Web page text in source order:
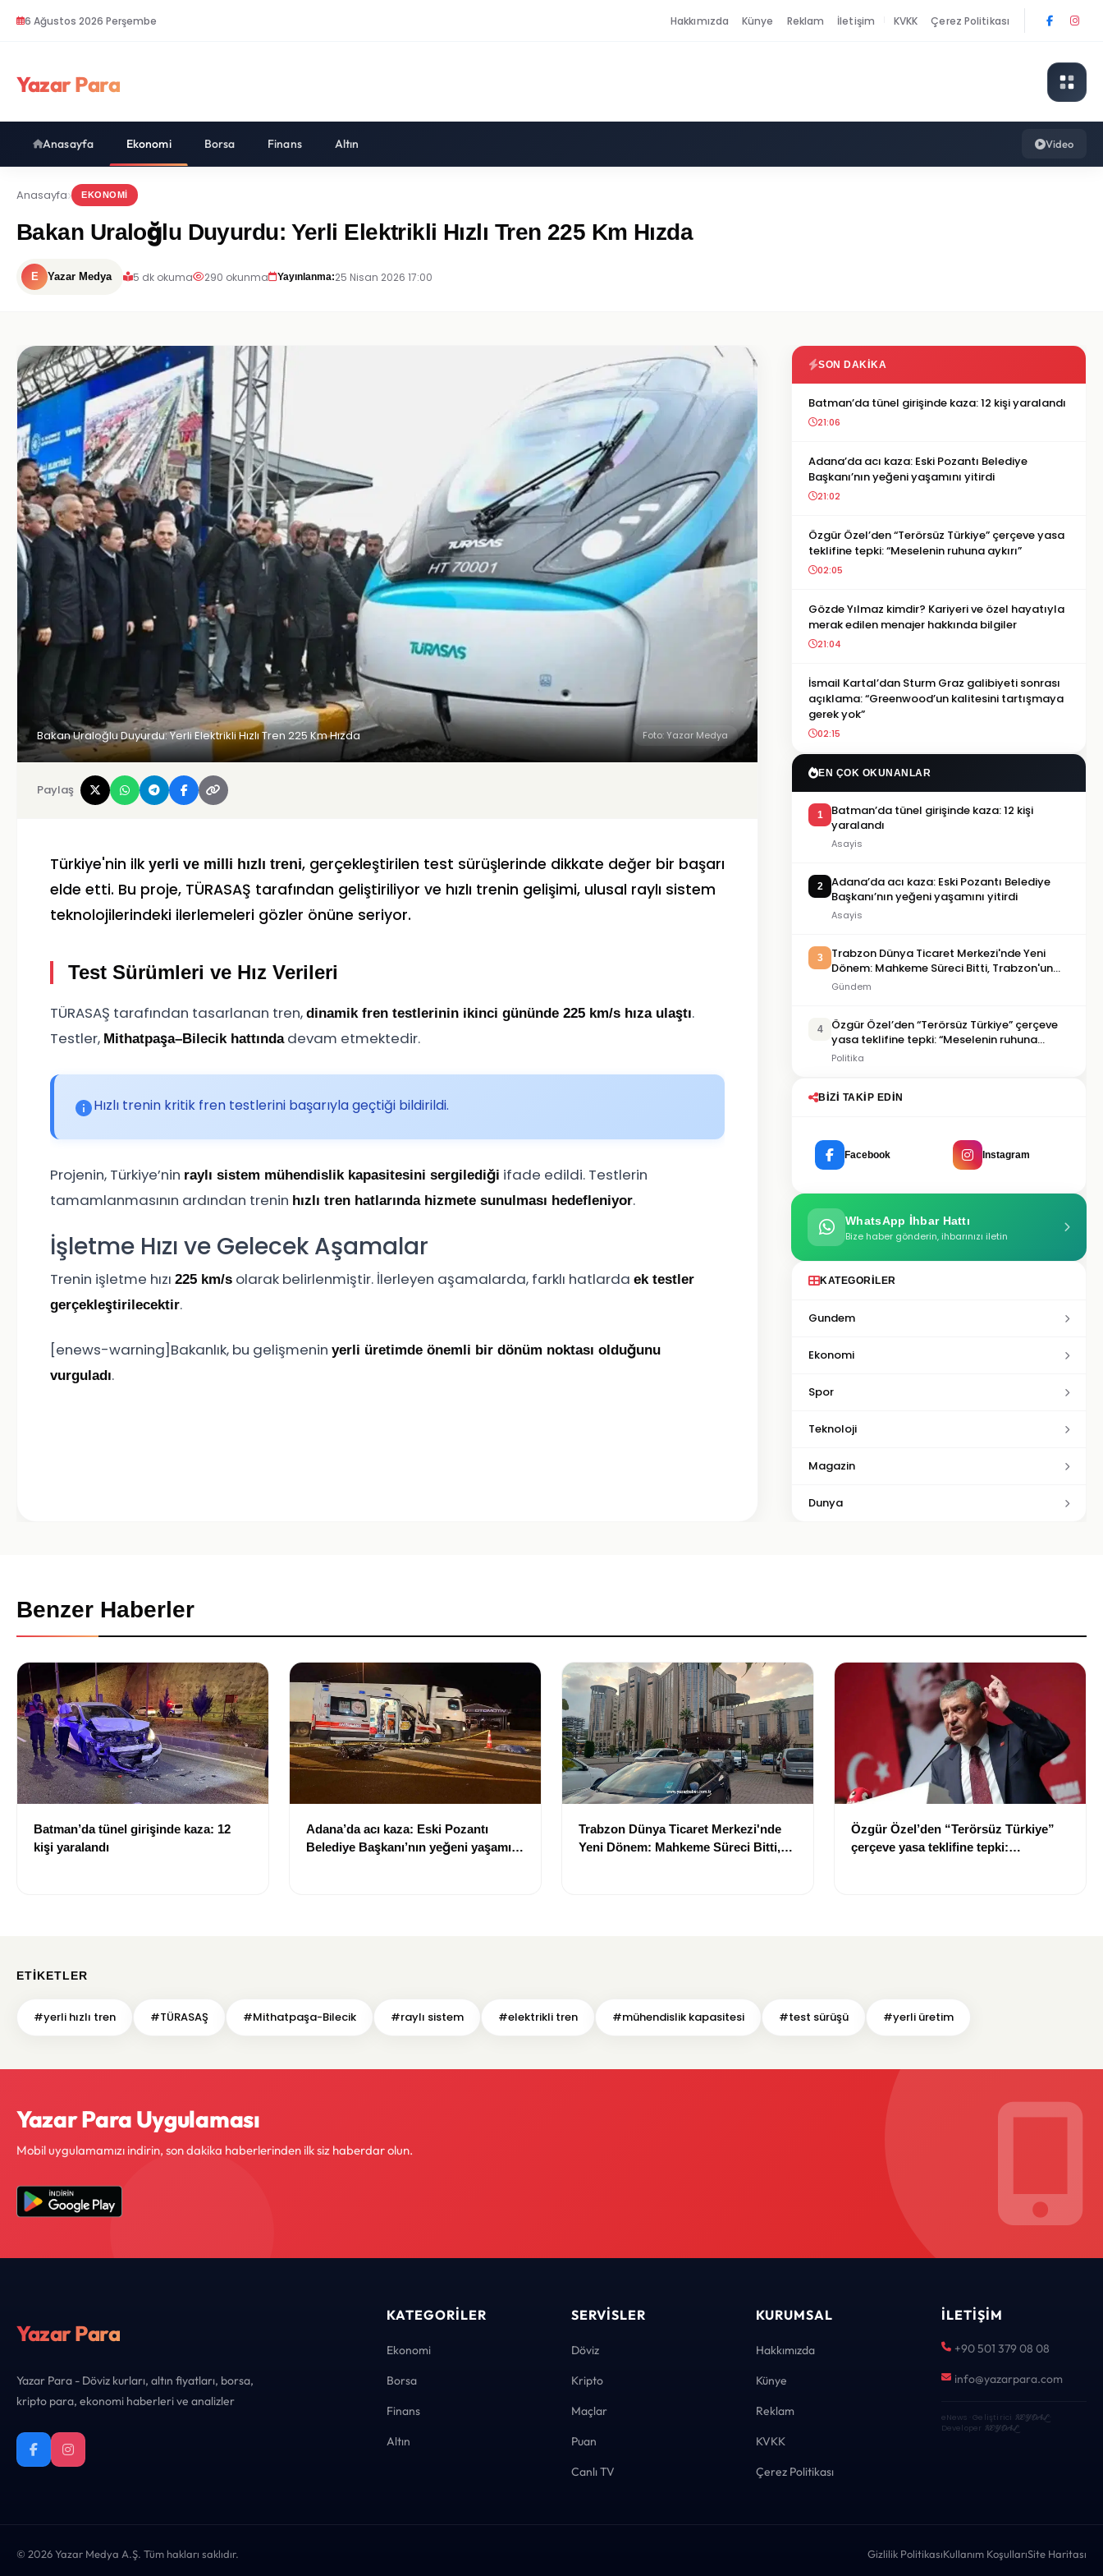
6 Ağustos 2026 Perşembe Hakkımızda Künye Reklam İletişim KVKK Çerez Politikası
Yazar Para
Anasayfa Ekonomi Borsa Finans Altın Video
Anasayfa EKONOMI
Bakan Uraloğlu Duyurdu: Yerli Elektrikli Hızlı Tren 225 Km Hızda
E Yazar Medya 5 dk okuma 290 okunma Yayınlanma:25 Nisan 2026 17:00
Bakan Uraloğlu Duyurdu: Yerli Elektrikli Hızlı Tren 225 Km Hızda Foto: Yazar Medya
Paylaş
Türkiye'nin ilk yerli ve milli hızlı treni, gerçekleştirilen test sürüşlerinde dikkate değer bir başarı
elde etti. Bu proje, TÜRASAŞ tarafından geliştiriliyor ve hızlı trenin gelişimi, ulusal raylı sistem
teknolojilerindeki ilerlemeleri gözler önüne seriyor.
Test Sürümleri ve Hız Verileri
TÜRASAŞ tarafından tasarlanan tren, dinamik fren testlerinin ikinci gününde 225 km/s hıza ulaştı.
Testler, Mithatpaşa–Bilecik hattındadevam etmektedir.
Hızlı trenin kritik fren testlerini başarıyla geçtiği bildirildi.
Projenin, Türkiye’nin raylı sistem mühendislik kapasitesini sergilediği ifade edildi. Testlerin
tamamlanmasının ardından trenin hızlı tren hatlarında hizmete sunulması hedefleniyor.
İşletme Hızı ve Gelecek Aşamalar
Trenin işletme hızı 225 km/s olarak belirlenmiştir. İlerleyen aşamalarda, farklı hatlarda ek testler
gerçekleştirilecektir.
[enews-warning]Bakanlık, bu gelişmenin yerli üretimde önemli bir dönüm noktası olduğunu
vurguladı.
SON DAKIKA
Batman’da tünel girişinde kaza: 12 kişi yaralandı
21:06
Adana’da acı kaza: Eski Pozantı Belediye
Başkanı’nın yeğeni yaşamını yitirdi
21:02
Özgür Özel’den “Terörsüz Türkiye” çerçeve yasa
teklifine tepki: “Meselenin ruhuna aykırı”
02:05
Gözde Yılmaz kimdir? Kariyeri ve özel hayatıyla
merak edilen menajer hakkında bilgiler
21:04
İsmail Kartal’dan Sturm Graz galibiyeti sonrası
açıklama: “Greenwood’un kalitesini tartışmaya
gerek yok”
02:15
EN ÇOK OKUNANLAR
1
Batman’da tünel girişinde kaza: 12 kişi
yaralandı
Asayis
2
Adana’da acı kaza: Eski Pozantı Belediye
Başkanı’nın yeğeni yaşamını yitirdi
Asayis
3
Trabzon Dünya Ticaret Merkezi'nde Yeni
Dönem: Mahkeme Süreci Bitti, Trabzon'un
Dev Projesi Ne Zaman Tamamlanacak?
Gündem
4
Özgür Özel’den “Terörsüz Türkiye” çerçeve
yasa teklifine tepki: “Meselenin ruhuna
aykırı”
Politika
BIZI TAKIP EDIN
Facebook Instagram
WhatsApp İhbar Hattı
Bize haber gönderin, ihbarınızı iletin
KATEGORILER
Gundem
Ekonomi
Spor
Teknoloji
Magazin
Dunya
Benzer Haberler
Batman’da tünel girişinde kaza: 12
kişi yaralandı
Adana’da acı kaza: Eski Pozantı
Belediye Başkanı’nın yeğeni yaşamını
Trabzon Dünya Ticaret Merkezi'nde
Yeni Dönem: Mahkeme Süreci Bitti,
Özgür Özel’den “Terörsüz Türkiye”
çerçeve yasa teklifine tepki:
ETIKETLER
#yerli hızlı tren #TÜRASAŞ #Mithatpaşa-Bilecik #raylı sistem #elektrikli tren #mühendislik kapasitesi #test sürüşü #yerli üretim
Yazar Para Uygulaması
Mobil uygulamamızı indirin, son dakika haberlerinden ilk siz haberdar olun.
Yazar Para
Yazar Para - Döviz kurları, altın fiyatları, borsa,
kripto para, ekonomi haberleri ve analizler
KATEGORILER
Ekonomi
Borsa
Finans
Altın
SERVISLER
Döviz
Kripto
Maçlar
Puan
Canlı TV
KURUMSAL
Hakkımızda
Künye
Reklam
KVKK
Çerez Politikası
İLETIŞIM
+90 501 379 08 08
info@yazarpara.com
eNews · Geliştirici KEYDAL·
Developer KEYDAL
© 2026 Yazar Medya A.Ş. Tüm hakları saklıdır. Gizlilik PolitikasıKullanım KoşullarıSite Haritası